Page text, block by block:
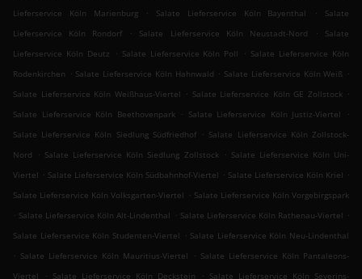
Lieferservice Köln Marienburg
. Salate Lieferservice Köln Bayenthal .
Salate
Lieferservice Köln Rondorf
. Salate Lieferservice Köln Neustadt-Nord .
Salate
Lieferservice Köln Deutz
. Salate Lieferservice Köln Poll . Salate Lieferservice Köln
Rodenkirchen . Salate Lieferservice Köln Hahnwald . Salate Lieferservice Köln Weiß .
Salate Lieferservice Köln Weißhaus-Viertel . Salate Lieferservice Köln GE Zollstock .
Salate Lieferservice Köln Beethovenpark . Salate Lieferservice Köln Justiz-Viertel
.
Salate Lieferservice Köln Siedlung Südfriedhof . Salate Lieferservice Köln Zollstock-
Nord
. Salate Lieferservice Köln Siedlung Zollstock . Salate Lieferservice Köln Uni-
Viertel . Salate Lieferservice Köln Südbahnhof-Viertel . Salate Lieferservice Köln Kriel .
Salate Lieferservice Köln Volksgarten-Viertel . Salate Lieferservice Köln Vorgebirgspark
. Salate Lieferservice Köln Alt-Lindenthal . Salate Lieferservice Köln Rathenau-Viertel .
Salate Lieferservice Köln Studenten-Viertel . Salate Lieferservice Köln Neu-Lindenthal
. Salate Lieferservice Köln Mauritius-Viertel . Salate Lieferservice Köln Pantaleons-
Viertel
. Salate Lieferservice Köln Deckstein . Salate Lieferservice Köln Severins-